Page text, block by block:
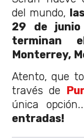
del mundo,
29 de
terminan
Monterrey,
Atento, que
través de
única
entradas!